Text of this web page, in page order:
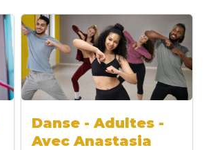
Danse - Adultes -
Avec Anastasia